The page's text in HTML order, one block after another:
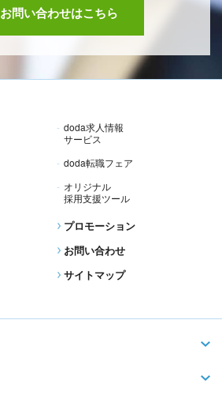
お問い合わせはこちら
doda求人情報
サービス
doda転職フェア
オリジナル
採用支援ツール
プロモーション
お問い合わせ
サイトマップ